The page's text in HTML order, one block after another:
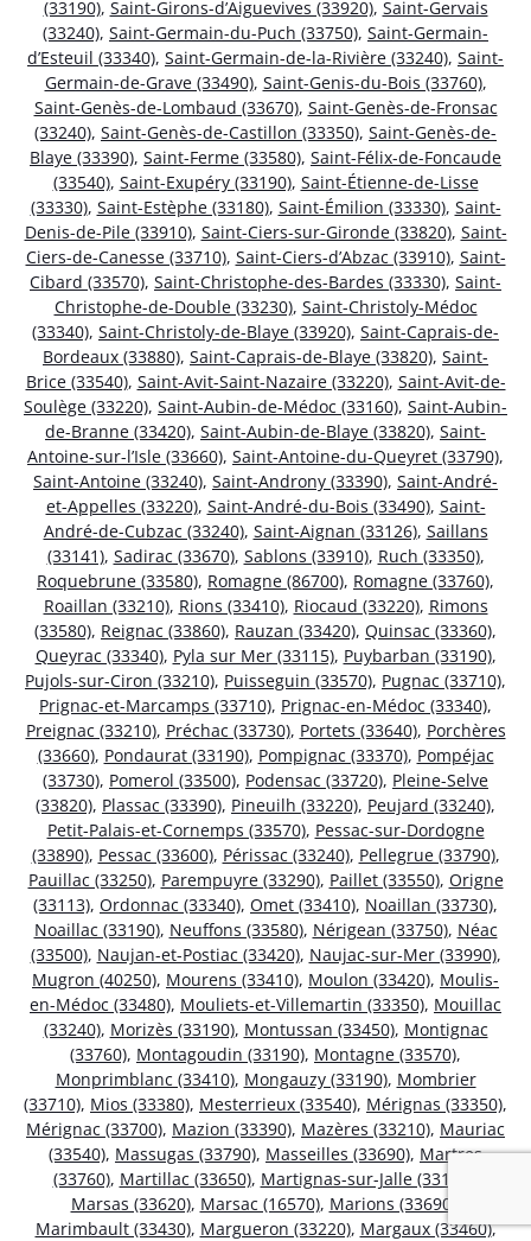
(33190), Saint-Girons-d’Aiguevives (33920), Saint-Gervais
(33240), Saint-Germain-du-Puch (33750), Saint-Germain-
d’Esteuil (33340), Saint-Germain-de-la-Rivière (33240), Saint-
Germain-de-Grave (33490), Saint-Genis-du-Bois (33760),
Saint-Genès-de-Lombaud (33670), Saint-Genès-de-Fronsac
(33240), Saint-Genès-de-Castillon (33350), Saint-Genès-de-
Blaye (33390), Saint-Ferme (33580), Saint-Félix-de-Foncaude
(33540), Saint-Exupéry (33190), Saint-Étienne-de-Lisse
(33330), Saint-Estèphe (33180), Saint-Émilion (33330), Saint-
Denis-de-Pile (33910), Saint-Ciers-sur-Gironde (33820), Saint-
Ciers-de-Canesse (33710), Saint-Ciers-d’Abzac (33910), Saint-
Cibard (33570), Saint-Christophe-des-Bardes (33330), Saint-
Christophe-de-Double (33230), Saint-Christoly-Médoc
(33340), Saint-Christoly-de-Blaye (33920), Saint-Caprais-de-
Bordeaux (33880), Saint-Caprais-de-Blaye (33820), Saint-
Brice (33540), Saint-Avit-Saint-Nazaire (33220), Saint-Avit-de-
Soulège (33220), Saint-Aubin-de-Médoc (33160), Saint-Aubin-
de-Branne (33420), Saint-Aubin-de-Blaye (33820), Saint-
Antoine-sur-l’Isle (33660), Saint-Antoine-du-Queyret (33790),
Saint-Antoine (33240), Saint-Androny (33390), Saint-André-
et-Appelles (33220), Saint-André-du-Bois (33490), Saint-
André-de-Cubzac (33240), Saint-Aignan (33126), Saillans
(33141), Sadirac (33670), Sablons (33910), Ruch (33350),
Roquebrune (33580), Romagne (86700), Romagne (33760),
Roaillan (33210), Rions (33410), Riocaud (33220), Rimons
(33580), Reignac (33860), Rauzan (33420), Quinsac (33360),
Queyrac (33340), Pyla sur Mer (33115), Puybarban (33190),
Pujols-sur-Ciron (33210), Puisseguin (33570), Pugnac (33710),
Prignac-et-Marcamps (33710), Prignac-en-Médoc (33340),
Preignac (33210), Préchac (33730), Portets (33640), Porchères
(33660), Pondaurat (33190), Pompignac (33370), Pompéjac
(33730), Pomerol (33500), Podensac (33720), Pleine-Selve
(33820), Plassac (33390), Pineuilh (33220), Peujard (33240),
Petit-Palais-et-Cornemps (33570), Pessac-sur-Dordogne
(33890), Pessac (33600), Périssac (33240), Pellegrue (33790),
Pauillac (33250), Parempuyre (33290), Paillet (33550), Origne
(33113), Ordonnac (33340), Omet (33410), Noaillan (33730),
Noaillac (33190), Neuffons (33580), Nérigean (33750), Néac
(33500), Naujan-et-Postiac (33420), Naujac-sur-Mer (33990),
Mugron (40250), Mourens (33410), Moulon (33420), Moulis-
en-Médoc (33480), Mouliets-et-Villemartin (33350), Mouillac
(33240), Morizès (33190), Montussan (33450), Montignac
(33760), Montagoudin (33190), Montagne (33570),
Monprimblanc (33410), Mongauzy (33190), Mombrier
(33710), Mios (33380), Mesterrieux (33540), Mérignas (33350),
Mérignac (33700), Mazion (33390), Mazères (33210), Mauriac
(33540), Massugas (33790), Masseilles (33690), Martres
(33760), Martillac (33650), Martignas-sur-Jalle (33127)
Marsas (33620), Marsac (16570), Marions (33690)
Marimbault (33430), Margueron (33220), Margaux (33460),